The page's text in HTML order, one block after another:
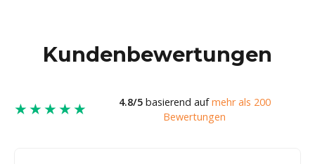
Kundenbewertungen
★★★★★ 4.8/5basierend aufmehr als 200
Bewertungen